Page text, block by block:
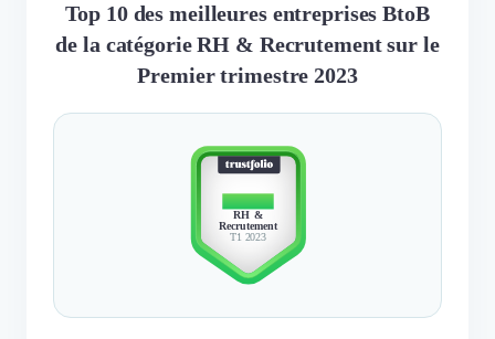
Top 10 des meilleures entreprises BtoB
de la catégorie RH & Recrutement sur le
Premier trimestre 2023
TOP 10
RH &
Recrutement
T1 2023